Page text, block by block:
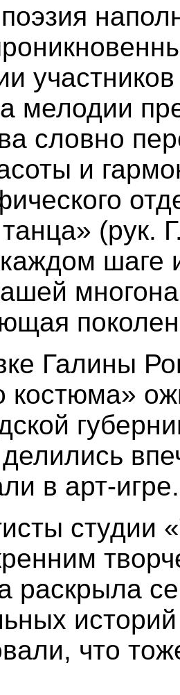
мелодии
словно
и
(рук.
шаге
Галины
костюма»
в арт‑игре.
студии
раскрыла
что